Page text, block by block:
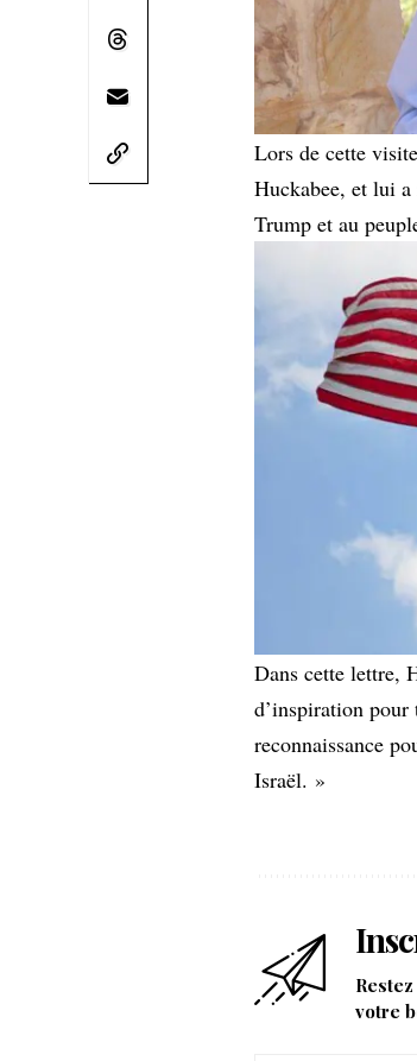
Lors de cette
Huckabee, et lui
Trump et au
Dans cette lettre,
d’inspiration pour
reconnaissance
Israël. »
votre